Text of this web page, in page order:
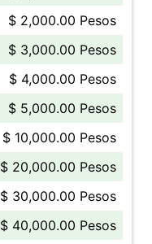
$ 2,000.00 Pesos
$ 3,000.00 Pesos
$ 4,000.00 Pesos
$ 5,000.00 Pesos
$ 10,000.00 Pesos
$ 20,000.00 Pesos
$ 30,000.00 Pesos
$ 40,000.00 Pesos